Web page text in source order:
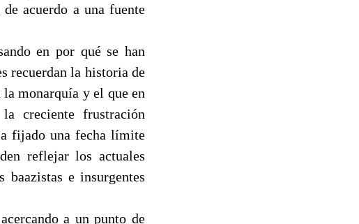
acuerdo a una fuente
en por qué se han
recuerdan la historia de
monarquía y el que en
creciente frustración
fijado una fecha límite
reflejar los actuales
baazistas e insurgentes
a un punto de